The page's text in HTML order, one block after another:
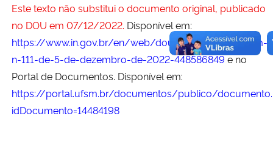
Planalto
Este texto não substitui o documento original, publicado
no DOU em 07/12/2022. Disponível em:
https://www.in.gov.br/en/web/dou/-/resolucao-ufsm-
n-111-de-5-de-dezembro-de-2022-448586849e no
Portal de Documentos. Disponível em:
https://portal.ufsm.br/documentos/publico/
idDocumento=14484198